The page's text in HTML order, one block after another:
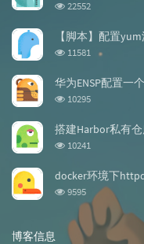
浏
次
数:
22552
【脚本】配置
浏
次
数:
11581
华为ENSP配置一
浏
次
数:
10295
搭建Harbor私有仓
浏
次
10241
docker环境下
浏
次
9595
博客信息